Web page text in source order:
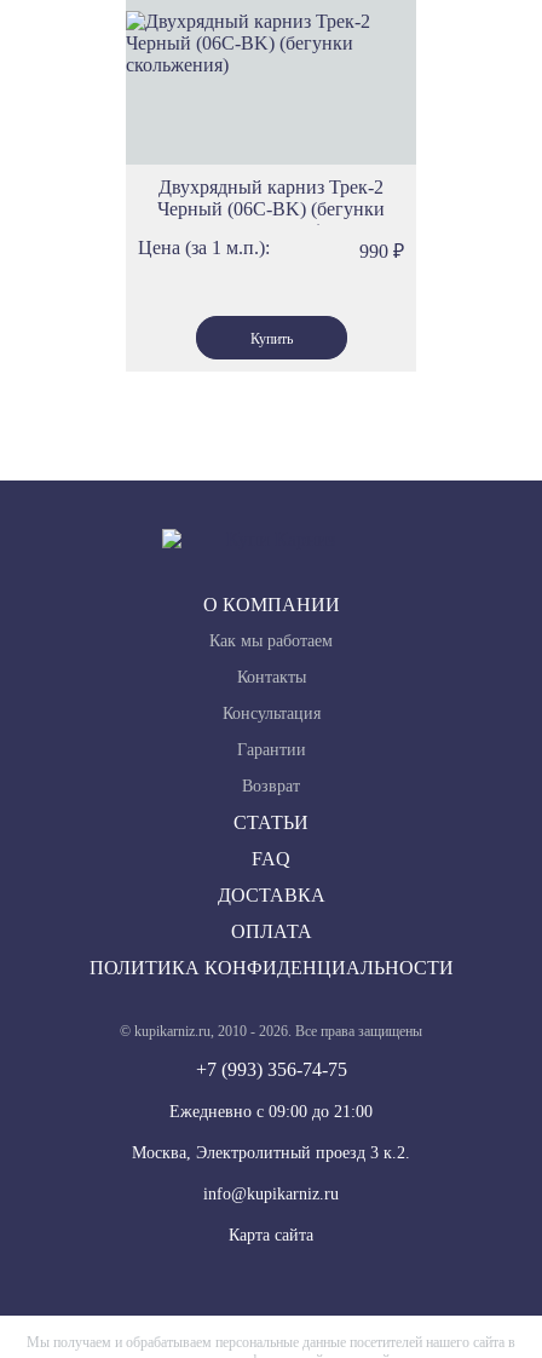
Двухрядный карниз Трек-2
Черный (06С-BK) (бегунки
скольжения)
Цена (за 1 м.п.):
990 ₽
О КОМПАНИИ
Как мы работаем
Контакты
Консультация
Гарантии
Возврат
СТАТЬИ
FAQ
ДОСТАВКА
ОПЛАТА
ПОЛИТИКА КОНФИДЕНЦИАЛЬНОСТИ
© kupikarniz.ru, 2010 - 2026. Все права защищены
+7 (993) 356-74-75
Eжедневно с 09:00 до 21:00
Москва, Электролитный проезд 3 к.2.
info@kupikarniz.ru
Карта сайта
Мы получаем и обрабатываем персональные данные посетителей нашего сайта в